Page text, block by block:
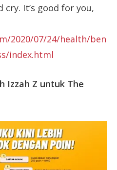
cry. It’s good for you,
2020/07/24/health/ben
index.html
Izzah Z untuk The